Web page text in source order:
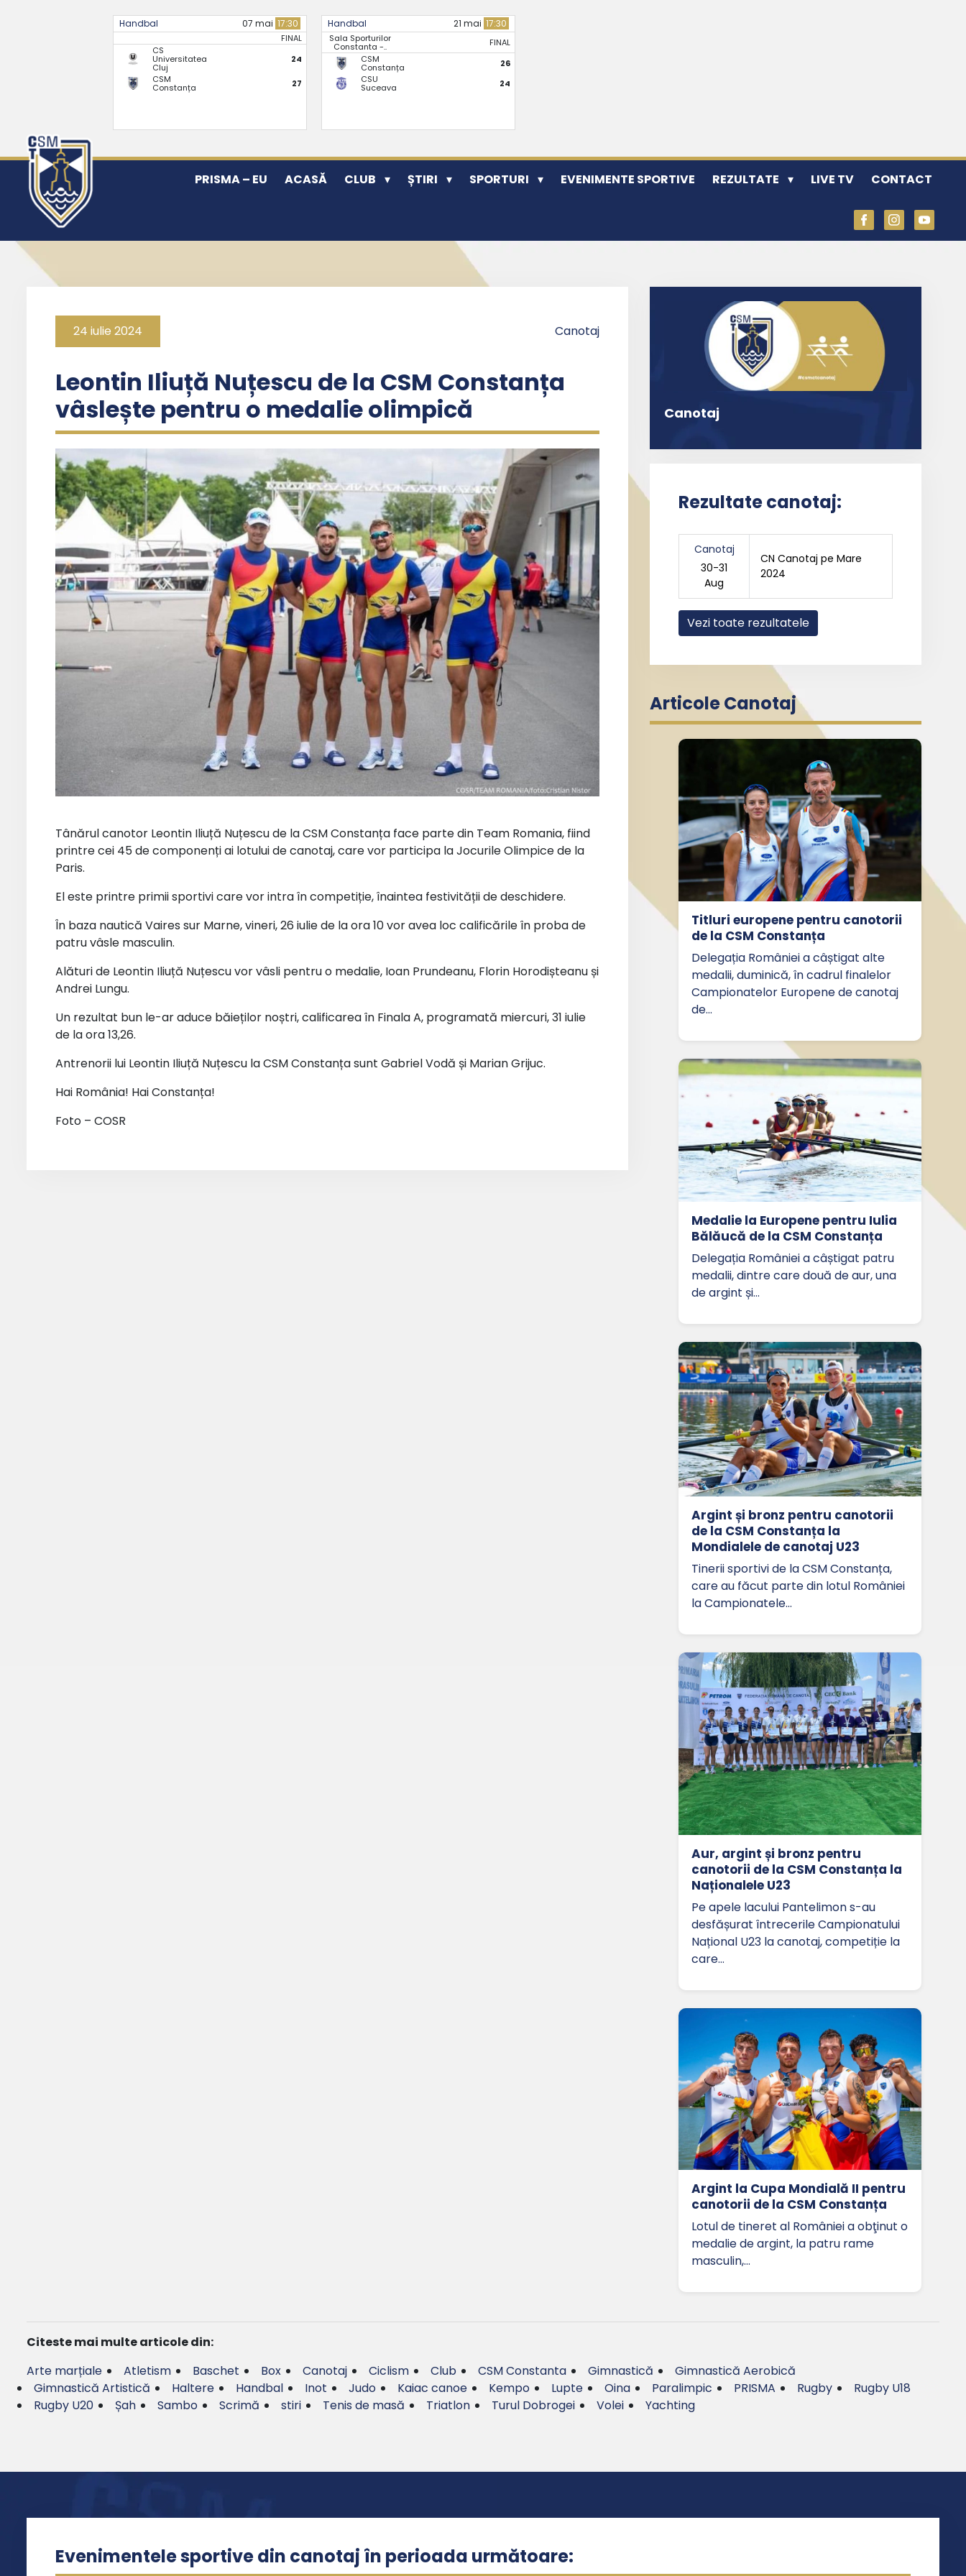
Handbal 07 mai 17:30
FINAL
CS
Universitatea
Cluj
24
CSM
Constanța 27
Handbal 21 mai 17:30
Sala Sporturilor
Constanta -..
FINAL
CSM
Constanța
26
CSU
Suceava 24
PRISMA – EU ACASĂ CLUB ȘTIRI SPORTURI EVENIMENTE SPORTIVE REZULTATE LIVE TV CONTACT
24 iulie 2024 Canotaj
Leontin Iliuță Nuțescu de la CSM Constanța
vâslește pentru o medalie olimpică
Tânărul canotor Leontin Iliuță Nuțescu de la CSM Constanța face parte din Team Romania, fiind
printre cei 45 de componenți ai lotului de canotaj, care vor participa la Jocurile Olimpice de la
Paris.
El este printre primii sportivi care vor intra în competiție, înaintea festivității de deschidere.
În baza nautică Vaires sur Marne, vineri, 26 iulie de la ora 10 vor avea loc calificările în proba de
patru vâsle masculin.
Alături de Leontin Iliuță Nuțescu vor vâsli pentru o medalie, Ioan Prundeanu, Florin Horodișteanu și
Andrei Lungu.
Un rezultat bun le-ar aduce băieților noștri, calificarea în Finala A, programată miercuri, 31 iulie
de la ora 13,26.
Antrenorii lui Leontin Iliuță Nuțescu la CSM Constanța sunt Gabriel Vodă și Marian Grijuc.
Hai România! Hai Constanța!
Foto – COSR
Canotaj
Rezultate canotaj:
Canotaj
30-31
Aug
CN Canotaj pe Mare
2024
Vezi toate rezultatele
Articole Canotaj
Titluri europene pentru canotorii
de la CSM Constanța
Delegația României a câștigat alte
medalii, duminică, în cadrul finalelor
Campionatelor Europene de canotaj
de…
Medalie la Europene pentru Iulia
Bălăucă de la CSM Constanța
Delegația României a câștigat patru
medalii, dintre care două de aur, una
de argint și…
Argint și bronz pentru canotorii
de la CSM Constanța la
Mondialele de canotaj U23
Tinerii sportivi de la CSM Constanța,
care au făcut parte din lotul României
la Campionatele…
Aur, argint și bronz pentru
canotorii de la CSM Constanța la
Naționalele U23
Pe apele lacului Pantelimon s-au
desfășurat întrecerile Campionatului
Național U23 la canotaj, competiție la
care…
Argint la Cupa Mondială II pentru
canotorii de la CSM Constanța
Lotul de tineret al României a obţinut o
medalie de argint, la patru rame
masculin,…
Citeste mai multe articole din:
Arte marțiale
Atletism Baschet Box Canotaj Ciclism Club CSM Constanta Gimnastică
Gimnastică Aerobică
Gimnastică Artistică
Haltere Handbal Inot Judo Kaiac canoe Kempo Lupte Oina Paralimpic PRISMA Rugby
Rugby U18
Rugby U20
Șah Sambo Scrimă stiri Tenis de masă Triatlon Turul Dobrogei Volei Yachting
Evenimentele sportive din canotaj în perioada următoare: